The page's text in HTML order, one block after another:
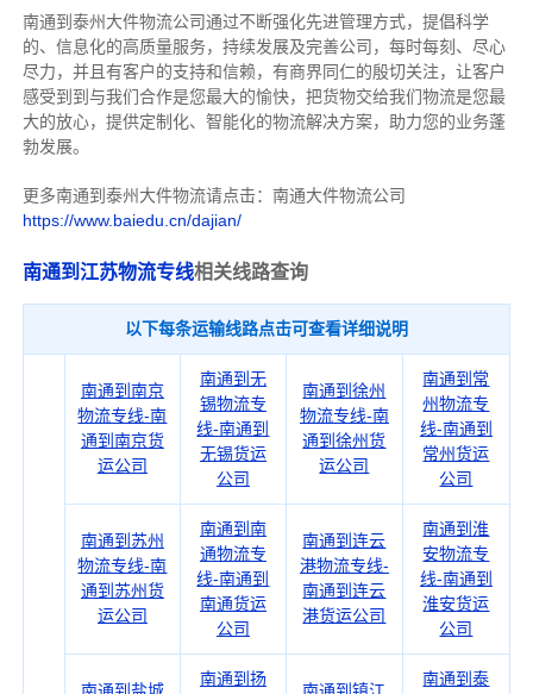
南通到泰州大件物流公司通过不断强化先进管理方式，提倡科学
的、信息化的高质量服务，持续发展及完善公司，每时每刻、尽心
尽力， 并且有客户的支持和信赖，有商界同仁的殷切关注， 让客户
感受到到与我们合作是您最大的愉快，把货物交给我们物流是您最
大的放心， 提供定制化、智能化的物流解决方案，助力您的业务蓬
勃发展。
更多南通到泰州大件物流请点击：南通大件物流公司
https://www.baiedu.cn/dajian/
南通到江苏物流专线相关线路查询
以下每条运输线路点击可查看详细说明
南通到南京
物流专线-南
通到南京货
运公司
南通到无
锡物流专
线-南通到
无锡货运
公司
南通到徐州
物流专线-南
通到徐州货
运公司
南通到常
州物流专
线-南通到
常州货运
公司
南通到苏州
物流专线-南
通到苏州货
运公司
南通到南
通物流专
线-南通到
南通货运
公司
南通到连云
港物流专线-
南通到连云
港货运公司
南通到淮
安物流专
线-南通到
淮安货运
公司
南通到扬
南通到泰